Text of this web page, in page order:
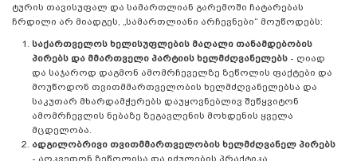
ტურის თავისუფალ და სამართლიან გარემოში ჩატარებას
ჩრდილი არ მიადგეს, „სამართლიანი არჩევნები“ მოუწოდებს:
საქართველოს ხელისუფლების მაღალი თანამდებობის
პირებს და მმართველი პარტიის ხელმძღვანელებს - ღიად
და საჯაროდ დაგმონ ამომრჩეველზე ზეწოლის ფაქტები და
მოუწოდონ თვითმმართველობის ხელმძღვანელებსა და
საკუთარ მხარდამჭერებს დაუყოვნებლივ შეწყვიტონ
ამომრჩევლის ნებაზე ზეგავლენის მოხდენის ყველა
მცდელობა.
ადგილობრივი თვითმმართველობის ხელმძღვანელ პირებს
- აღკვეთონ ზეწოლისა და იძულების პრაქტიკა